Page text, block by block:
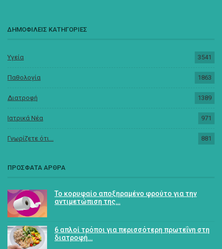
ΔΗΜΟΦΙΛΕΙΣ ΚΑΤΗΓΟΡΙΕΣ
Υγεία 3541
Παθολογία 1863
Διατροφή 1389
Ιατρικά Νέα 971
Γνωρίζετε ότι... 881
ΠΡΟΣΦΑΤΑ ΑΡΘΡΑ
Το κορυφαίο αποξηραμένο φρούτο για την
αντιμετώπιση της…
6 απλοί τρόποι για περισσότερη πρωτεΐνη στη
διατροφή…